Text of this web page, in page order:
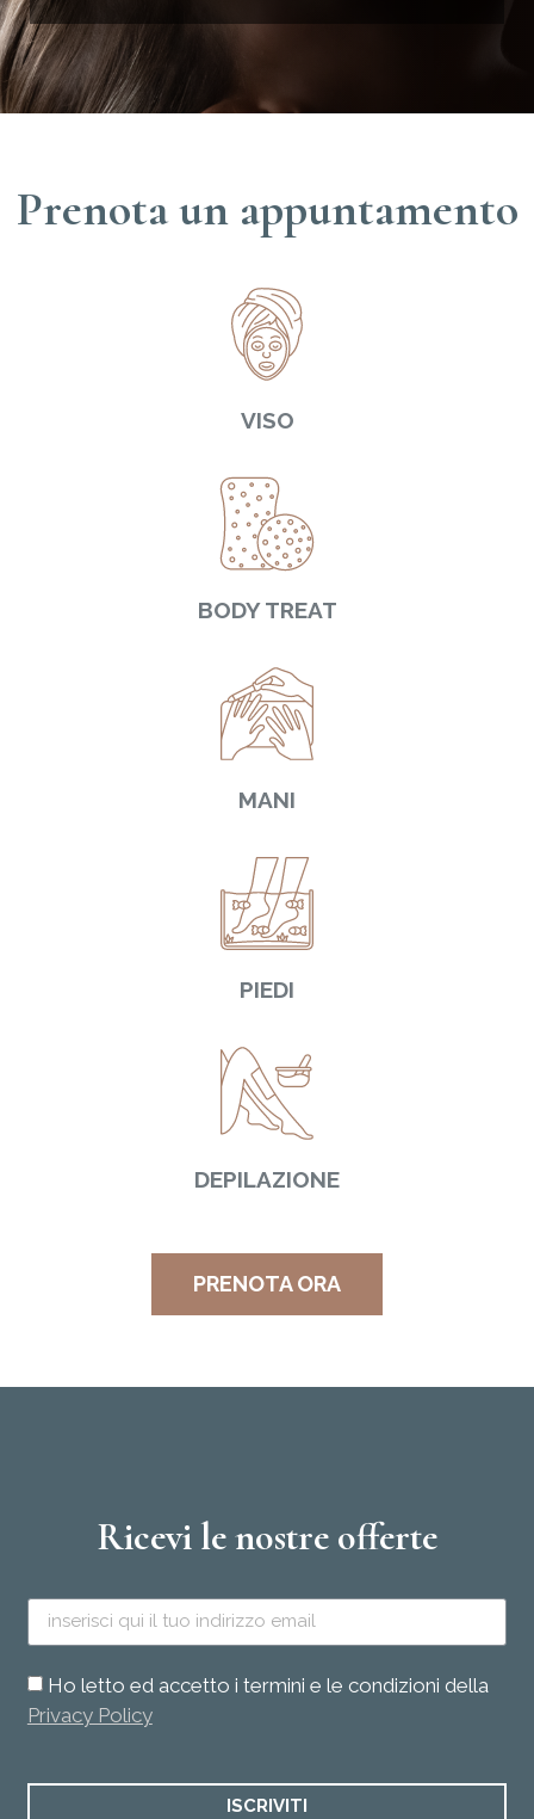
Prenota un appuntamento
VISO
BODY TREAT
MANI
PIEDI
DEPILAZIONE
PRENOTA ORA
Ricevi le nostre offerte
Ho letto ed accetto i termini e le condizioni della
Privacy Policy
ISCRIVITI